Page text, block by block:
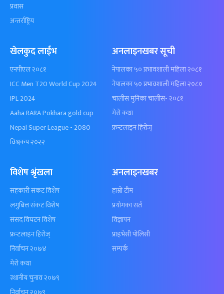
प्रवास
अन्तर्राष्ट्रिय
खेलकुद लाईभ
एनपीएल २०८१
ICC Men T20 World Cup 2024
IPL 2024
Aaha RARA Pokhara gold cup
Nepal Super League - 2080
विश्वकप २०२२
अनलाइनखबर सूची
नेपालका ५० प्रभावशाली महिला २०८१
नेपालका ५० प्रभावशाली महिला २०८०
चालीस मुनिका चालीस- २०८१
मेरो कथा
फ्रन्टलाइन हिरोज्
विशेष श्रृंखला
सहकारी संकट विशेष
लगुबित्त संकट विशेष
संसद विघटन विशेष
फ्रन्टलाइन हिरोज्
निर्वाचन २०७४
मेरो कथा
स्थानीय चुनाव २०७९
अनलाइनखबर
हाम्रो टीम
प्रयोगका सर्त
विज्ञापन
प्राइभेसी पोलिसी
सम्पर्क